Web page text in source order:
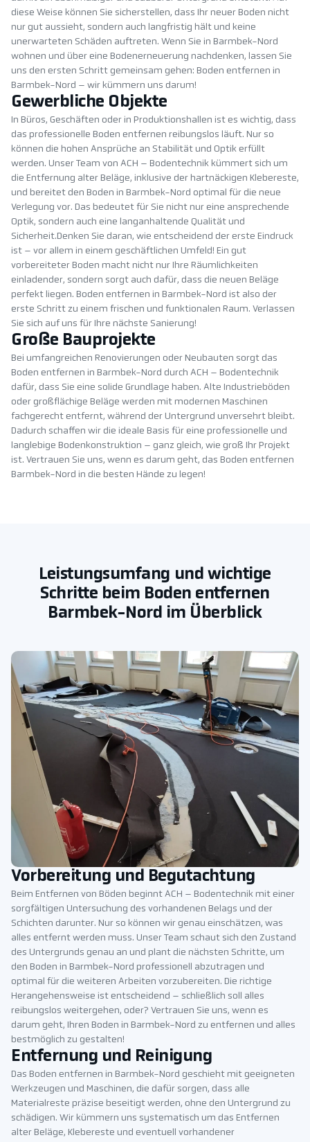
diese Weise können Sie sicherstellen, dass Ihr neuer Boden nicht
nur gut aussieht, sondern auch langfristig hält und keine
unerwarteten Schäden auftreten. Wenn Sie in Barmbek-Nord
wohnen und über eine Bodenerneuerung nachdenken, lassen Sie
uns den ersten Schritt gemeinsam gehen: Boden entfernen in
Barmbek-Nord – wir kümmern uns darum!
Gewerbliche Objekte
In Büros, Geschäften oder in Produktionshallen ist es wichtig, dass
das professionelle Boden entfernen reibungslos läuft. Nur so
können die hohen Ansprüche an Stabilität und Optik erfüllt
werden. Unser Team von ACH – Bodentechnik kümmert sich um
die Entfernung alter Beläge, inklusive der hartnäckigen Klebereste,
und bereitet den Boden in Barmbek-Nord optimal für die neue
Verlegung vor. Das bedeutet für Sie nicht nur eine ansprechende
Optik, sondern auch eine langanhaltende Qualität und
Sicherheit.Denken Sie daran, wie entscheidend der erste Eindruck
ist – vor allem in einem geschäftlichen Umfeld! Ein gut
vorbereiteter Boden macht nicht nur Ihre Räumlichkeiten
einladender, sondern sorgt auch dafür, dass die neuen Beläge
perfekt liegen. Boden entfernen in Barmbek-Nord ist also der
erste Schritt zu einem frischen und funktionalen Raum. Verlassen
Sie sich auf uns für Ihre nächste Sanierung!
Große Bauprojekte
Bei umfangreichen Renovierungen oder Neubauten sorgt das
Boden entfernen in Barmbek-Nord durch ACH – Bodentechnik
dafür, dass Sie eine solide Grundlage haben. Alte Industrieböden
oder großflächige Beläge werden mit modernen Maschinen
fachgerecht entfernt, während der Untergrund unversehrt bleibt.
Dadurch schaffen wir die ideale Basis für eine professionelle und
langlebige Bodenkonstruktion – ganz gleich, wie groß Ihr Projekt
ist. Vertrauen Sie uns, wenn es darum geht, das Boden entfernen
Barmbek-Nord in die besten Hände zu legen!
Leistungsumfang und wichtige
Schritte beim Boden entfernen
Barmbek-Nord im Überblick
Vorbereitung und Begutachtung
Beim Entfernen von Böden beginnt ACH – Bodentechnik mit einer
sorgfältigen Untersuchung des vorhandenen Belags und der
Schichten darunter. Nur so können wir genau einschätzen, was
alles entfernt werden muss. Unser Team schaut sich den Zustand
des Untergrunds genau an und plant die nächsten Schritte, um
den Boden in Barmbek-Nord professionell abzutragen und
optimal für die weiteren Arbeiten vorzubereiten. Die richtige
Herangehensweise ist entscheidend – schließlich soll alles
reibungslos weitergehen, oder? Vertrauen Sie uns, wenn es
darum geht, Ihren Boden in Barmbek-Nord zu entfernen und alles
bestmöglich zu gestalten!
Entfernung und Reinigung
Das Boden entfernen in Barmbek-Nord geschieht mit geeigneten
Werkzeugen und Maschinen, die dafür sorgen, dass alle
Materialreste präzise beseitigt werden, ohne den Untergrund zu
schädigen. Wir kümmern uns systematisch um das Entfernen
alter Beläge, Klebereste und eventuell vorhandener